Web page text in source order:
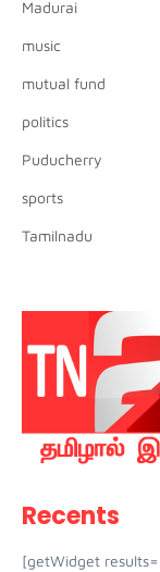
Madurai
music
mutual fund
politics
Puducherry
sports
Tamilnadu
Recents
[getWidget